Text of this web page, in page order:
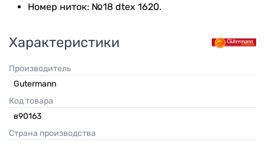
Номер ниток: №18 dtex 1620.
Характеристики
Производитель
Gutermann
Код товара
в90163
Страна производства